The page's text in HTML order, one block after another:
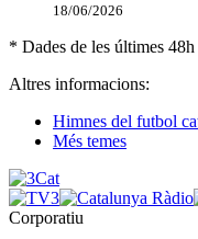
18/06/2026
* Dades de les últimes 48h
Altres informacions:
Himnes del futbol
Més temes
Corporatiu